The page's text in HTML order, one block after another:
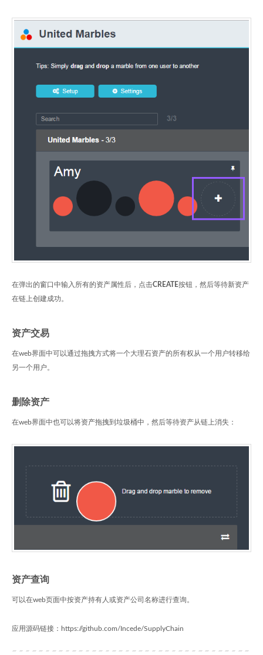
在弹出的窗口中输入所有的资产属性后，点击CREATE按钮，然后等待新资产
在链上创建成功。
资产交易
在web界面中可以通过拖拽方式将一个大理石资产的所有权从一个用户转移给
另一个用户。
删除资产
在web界面中也可以将资产拖拽到垃圾桶中，然后等待资产从链上消失：
资产查询
可以在web页面中按资产持有人或资产公司名称进行查询。
应用源码链接：https://github.com/Incede/SupplyChain